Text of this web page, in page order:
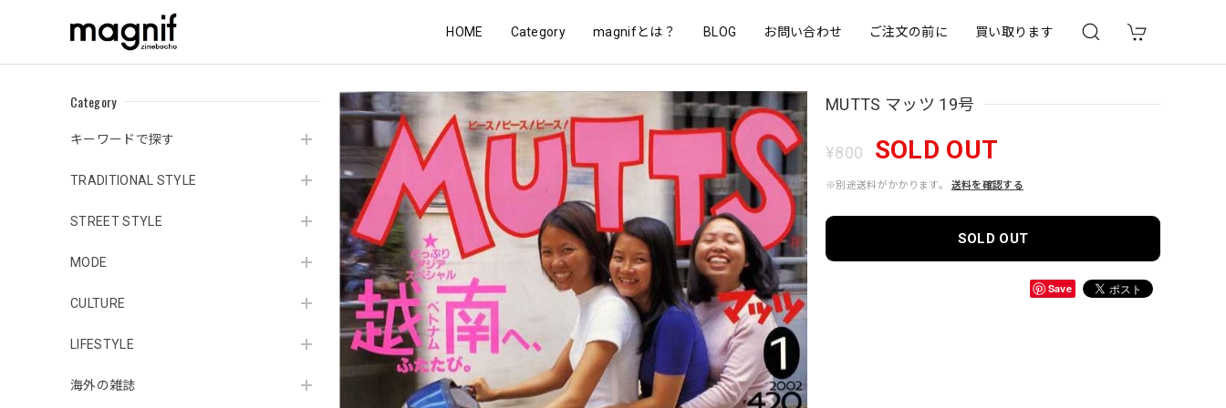
HOME Category magnifとは？ BLOG お問い合わせ ご注文の前に 買い取ります
Category
キーワードで探す
TRADITIONAL STYLE
STREET STYLE
MODE
CULTURE
LIFESTYLE
海外の雑誌
MUTTS マッツ 19号
¥800 SOLD OUT
※別途送料がかかります。 送料を確認する
SOLD OUT
Save